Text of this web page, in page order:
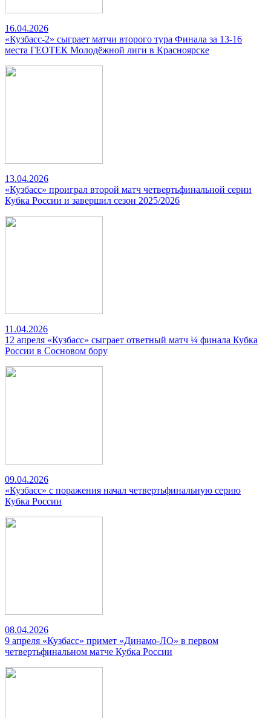
16.04.2026
«Кузбасс-2» сыграет матчи второго тура Финала за 13-16
места ГЕОТЕК Молодёжной лиги в Красноярске
13.04.2026
«Кузбасс» проиграл второй матч четвертьфинальной серии
Кубка России и завершил сезон 2025/2026
11.04.2026
12 апреля «Кузбасс» сыграет ответный матч ¼ финала Кубка
России в Сосновом бору
09.04.2026
«Кузбасс» с поражения начал четвертьфинальную серию
Кубка России
08.04.2026
9 апреля «Кузбасс» примет «Динамо-ЛО» в первом
четвертьфинальном матче Кубка России